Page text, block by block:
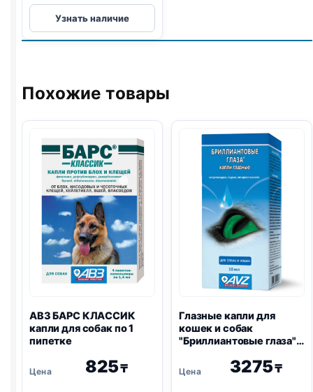
МИЛЬБЕМАКС
для
котят
таб
Узнать наличие
Похожие товары
АВЗ БАРС КЛАССИК
капли для собак по 1
пипетке
825₸
Глазные капли для
кошек и собак
"Бриллиантовые глаза",
3275₸